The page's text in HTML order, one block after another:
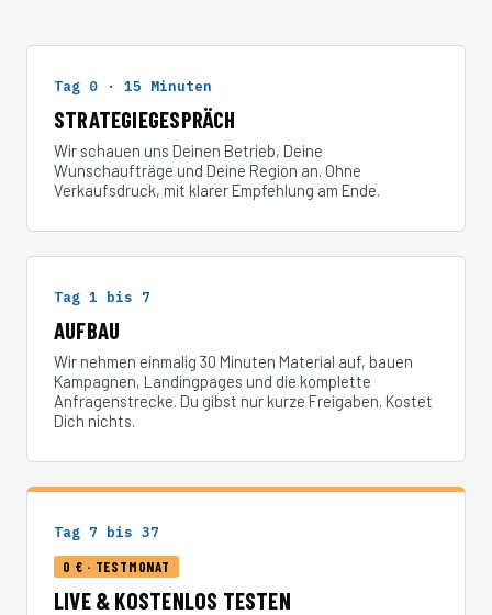
Tag 0 · 15 Minuten
STRATEGIEGESPRÄCH
Wir schauen uns Deinen Betrieb, Deine
Wunschaufträge und Deine Region an. Ohne
Verkaufsdruck, mit klarer Empfehlung am Ende.
Tag 1 bis 7
AUFBAU
Wir nehmen einmalig 30 Minuten Material auf, bauen
Kampagnen, Landingpages und die komplette
Anfragenstrecke. Du gibst nur kurze Freigaben. Kostet
Dich nichts.
Tag 7 bis 37
0 € · TESTMONAT
LIVE & KOSTENLOS TESTEN